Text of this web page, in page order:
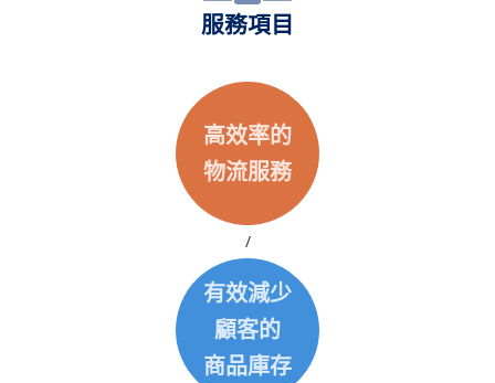
服務項目
高效率的
物流服務
/
有效減少
顧客的
商品庫存